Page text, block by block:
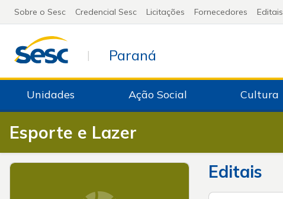
Sobre o Sesc Credencial Sesc Licitações Fornecedores Editais
Paraná
Unidades Ação Social Cultura
Esporte e Lazer
Editais